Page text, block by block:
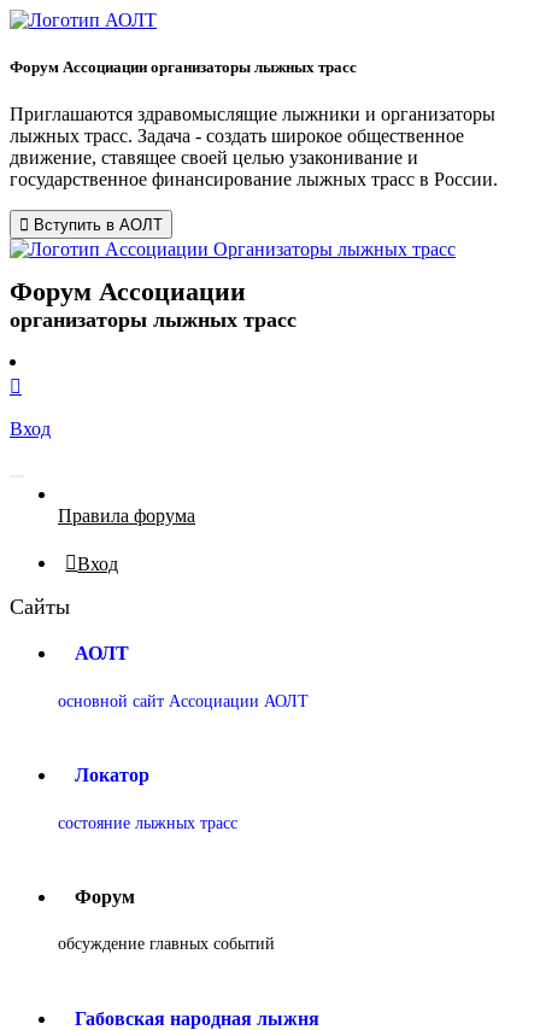
Форум Ассоциации организаторы лыжных трасс
Приглашаются здравомыслящие лыжники и организаторы
лыжных трасс. Задача - создать широкое общественное
движение, ставящее своей целью узаконивание и
государственное финансирование лыжных трасс в России.
Вступить в АОЛТ
Форум Ассоциации
организаторы лыжных трасс
Вход
Правила форума
Вход
Сайты
АОЛТ
основной сайт Ассоциации АОЛТ
Локатор
состояние лыжных трасс
Форум
обсуждение главных событий
Габовская народная лыжня